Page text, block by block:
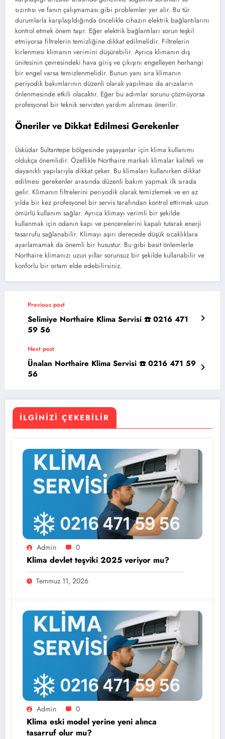
sızıntısı ve fanın çalışmaması gibi problemler yer alır. Bu tür
durumlarla karşılaşıldığında öncelikle cihazın elektrik bağlantılarını
kontrol etmek önem taşır. Eğer elektrik bağlantıları sorun teşkil
etmiyorsa filtrelerin temizliğine dikkat edilmelidir. Filtrelerin
kirlenmesi klimanın verimini düşürebilir. Ayrıca klimanın dış
ünitesinin çevresindeki hava giriş ve çıkışını engelleyen herhangi
bir engel varsa temizlenmelidir. Bunun yanı sıra klimanın
periyodik bakımlarının düzenli olarak yapılması da arızaların
önlenmesinde etkili olacaktır. Eğer bu adımlar sorunu çözmüyorsa
profesyonel bir teknik servisten yardım alınması önerilir.
Öneriler ve Dikkat Edilmesi Gerekenler
Üsküdar Sultantepe bölgesinde yaşayanlar için klima kullanımı
oldukça önemlidir. Özellikle Northaire markalı klimalar kaliteli ve
dayanıklı yapılarıyla dikkat çeker. Bu klimaları kullanırken dikkat
edilmesi gerekenler arasında düzenli bakım yapmak ilk sırada
gelir. Klimanın filtrelerini periyodik olarak temizlemek ve en az
yılda bir kez profesyonel bir servis tarafından kontrol ettirmek uzun
ömürlü kullanım sağlar. Ayrıca klimayı verimli bir şekilde
kullanmak için odanın kapı ve pencerelerini kapalı tutarak enerji
tasarrufu sağlanabilir. Klimayı aşırı derecede düşük sıcaklıklara
ayarlamamak da önemli bir husustur. Bu gibi basit önlemlerle
Northaire klimanızı uzun yıllar sorunsuz bir şekilde kullanabilir ve
konforlu bir ortam elde edebilirsiniz.
Previous post
Selimiye Northaire Klima Servisi ☎️ 0216 471
59 56
Next post
Ünalan Northaire Klima Servisi ☎️ 0216 471 59
56
İLGINIZI ÇEKEBILIR
Admin 0
Klima devlet teşviki 2025 veriyor mu?
Temmuz 11, 2026
Admin 0
Klima eski model yerine yeni alınca
tasarruf olur mu?